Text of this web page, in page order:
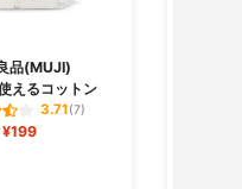
品(MUJI)
えるコットン
3.71(7)
¥199